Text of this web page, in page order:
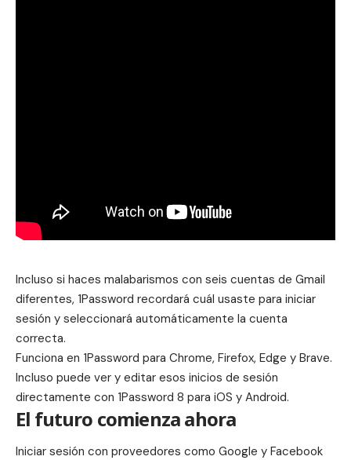
Incluso si haces malabarismos con seis cuentas de Gmail
diferentes, 1Password recordará cuál usaste para iniciar
sesión y seleccionará automáticamente la cuenta
correcta.
Funciona en 1Password para Chrome, Firefox, Edge y Brave.
Incluso puede ver y editar esos inicios de sesión
directamente con 1Password 8 para iOS y Android.
El futuro comienza ahora
Iniciar sesión con proveedores como Google y Facebook